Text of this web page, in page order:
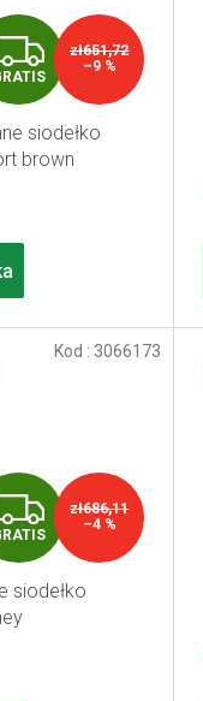
G
R
A
zł651,72
–9 %
siodełko
brown
G
R
A
zł686,11
–4 %
siodełko
Kod : 3066173